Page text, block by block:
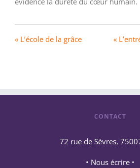
« L’école de la grâce
«
CONTACT
72 rue de Sèvres,
• Nous écrire •